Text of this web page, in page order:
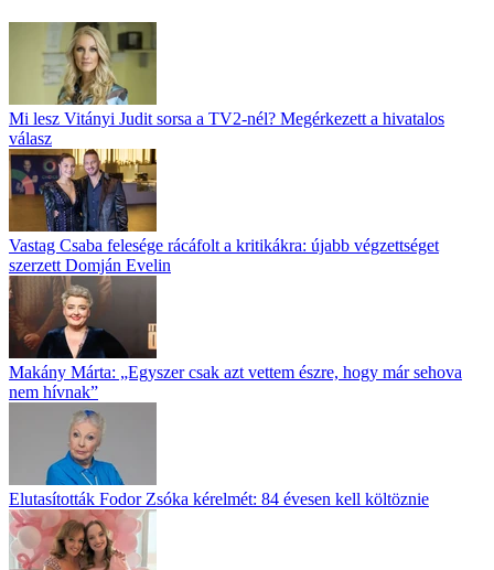
Mi lesz Vitányi Judit sorsa a TV2-nél? Megérkezett a hivatalos
válasz
Vastag Csaba felesége rácáfolt a kritikákra: újabb végzettséget
szerzett Domján Evelin
Makány Márta: „Egyszer csak azt vettem észre, hogy már sehova
nem hívnak”
Elutasították Fodor Zsóka kérelmét: 84 évesen kell költöznie